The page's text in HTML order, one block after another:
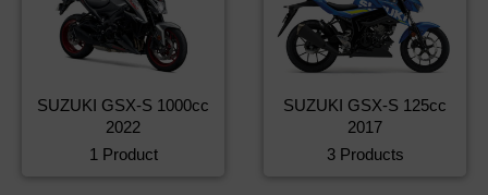
SUZUKI GSX-S 1000cc
2022
1 Product
SUZUKI GSX-S 125cc
2017
3 Products